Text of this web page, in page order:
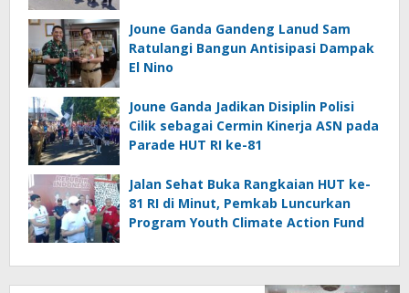
Joune Ganda Gandeng Lanud Sam
Ratulangi Bangun Antisipasi Dampak
El Nino
Joune Ganda Jadikan Disiplin Polisi
Cilik sebagai Cermin Kinerja ASN pada
Parade HUT RI ke-81
Jalan Sehat Buka Rangkaian HUT ke-
81 RI di Minut, Pemkab Luncurkan
Program Youth Climate Action Fund